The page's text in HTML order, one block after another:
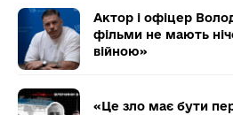
Актор і офіцер
фільми не мають
війною»
«Це зло має бути